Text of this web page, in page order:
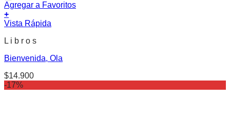
Agregar a Favoritos
+
Vista Rápida
L i b r o s
Bienvenida, Ola
$14.900
-17%